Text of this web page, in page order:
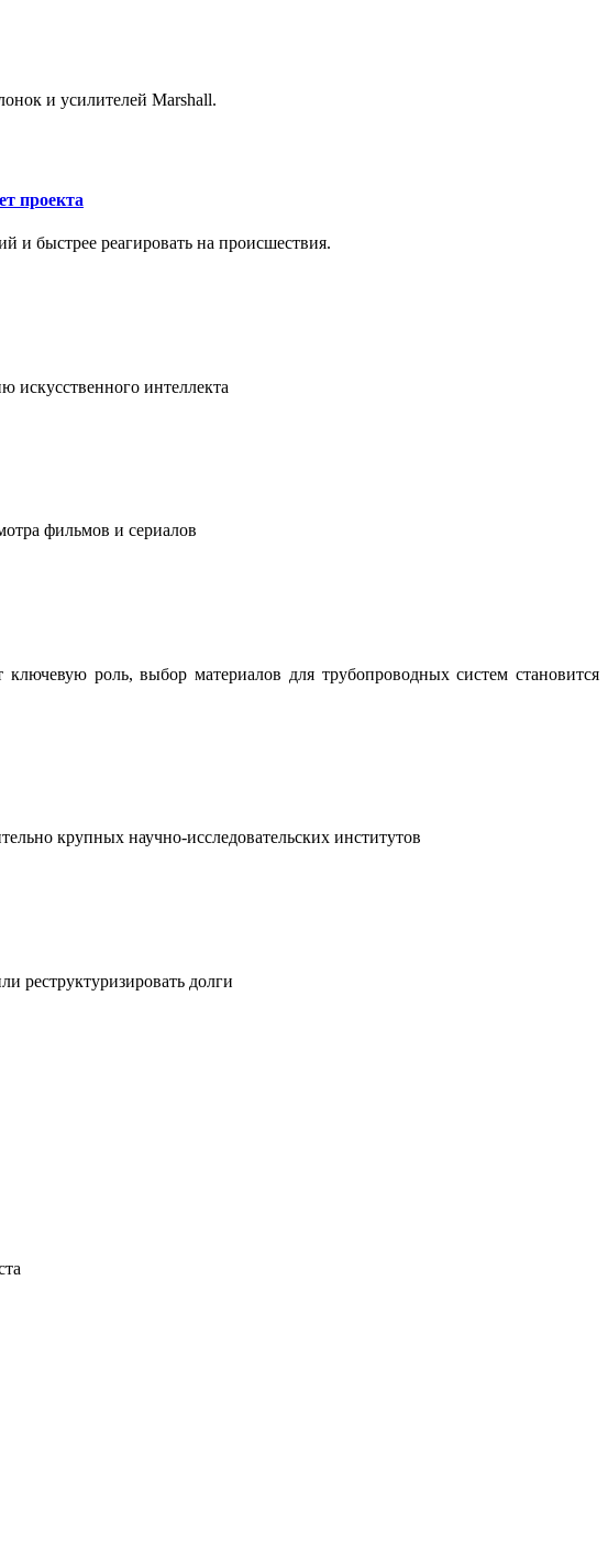
и усилителей Marshall.
проекта
и быстрее реагировать на происшествия.
искусственного интеллекта
фильмов и сериалов
ключевую роль, выбор материалов для трубопроводных систем становится
крупных научно-исследовательских институтов
реструктуризировать долги